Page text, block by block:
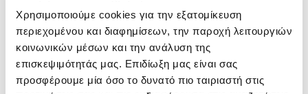
Χρησιμοποιούμε cookies για την εξατομίκευση
περιεχομένου και διαφημίσεων, την παροχή λειτουργιών
κοινωνικών μέσων και την ανάλυση της
επισκεψιμότητάς μας. Επιδίωξη μας είναι σας
προσφέρουμε μία όσο το δυνατό πιο ταιριαστή στις